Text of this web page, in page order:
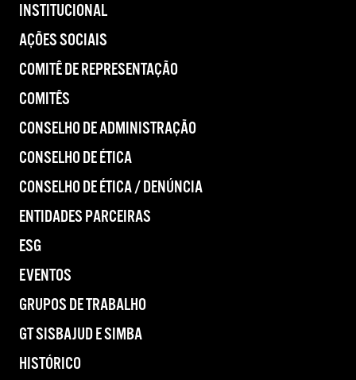
INSTITUCIONAL
AÇÕES SOCIAIS
COMITÊ DE REPRESENTAÇÃO
COMITÊS
CONSELHO DE ADMINISTRAÇÃO
CONSELHO DE ÉTICA
CONSELHO DE ÉTICA / DENÚNCIA
ENTIDADES PARCEIRAS
ESG
EVENTOS
GRUPOS DE TRABALHO
GT SISBAJUD E SIMBA
HISTÓRICO